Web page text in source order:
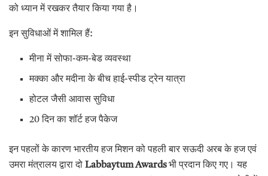
को ध्यान में रखकर तैयार किया गया है।
इन सुविधाओं में शामिल हैं:
मीना में सोफा-कम-बेड व्यवस्था
मक्का और मदीना के बीच हाई-स्पीड ट्रेन यात्रा
होटल जैसी आवास सुविधा
20 दिन का शॉर्ट हज पैकेज
इन पहलों के कारण भारतीय हज मिशन को पहली बार सऊदी अरब के हज एवं
उमरा मंत्रालय द्वारा दो Labbaytum Awardsभी प्रदान किए गए। यह